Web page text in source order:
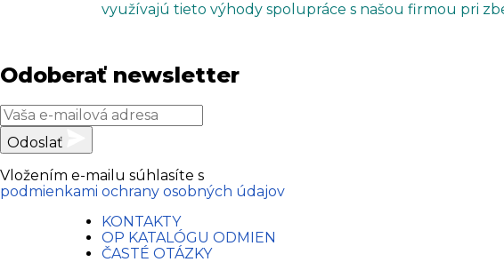
využívajú tieto výhody spolupráce s našou firmou pri
Odoberať newsletter
Odoslať
Vložením e-mailu súhlasíte s
podmienkami ochrany osobných údajov
KONTAKTY
OP KATALÓGU ODMIEN
ČASTÉ OTÁZKY